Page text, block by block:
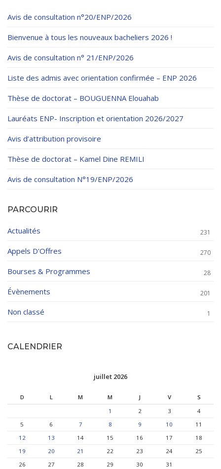
Avis de consultation n°20/ENP/2026
Bienvenue à tous les nouveaux bacheliers 2026 !
Avis de consultation n° 21/ENP/2026
Liste des admis avec orientation confirmée – ENP 2026
Thèse de doctorat – BOUGUENNA Elouahab
Lauréats ENP- Inscription et orientation 2026/2027
Avis d’attribution provisoire
Thèse de doctorat – Kamel Dine REMILI
Avis de consultation N°19/ENP/2026
PARCOURIR
Actualités 231
Appels D'Offres 270
Bourses & Programmes 28
Évènements 201
Non classé 1
CALENDRIER
juillet 2026
D L M M J V
S
1
2 3
4
5
6 7 8 9 10
11
12
13 14 15 16 17
18
19
20 21 22 23 24
25
26
27 28 29 30 31